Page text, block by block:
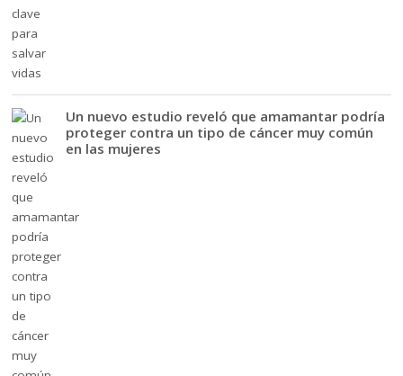
Un nuevo estudio reveló que amamantar podría
proteger contra un tipo de cáncer muy común
en las mujeres